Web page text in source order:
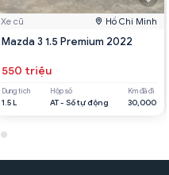
Xe cũ Hồ Chí Minh
Mazda 3 1.5 Premium 2022
550 triệu
Dung tích
1.5 L
Hộp số
AT - Số tự động
Km đã đi
30,000